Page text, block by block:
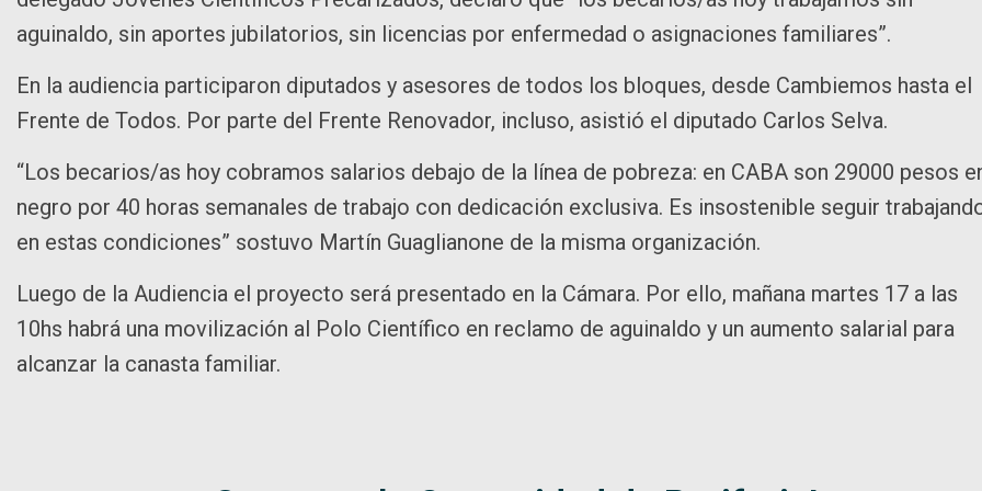
aguinaldo, sin aportes jubilatorios, sin licencias por enfermedad o asignaciones familiares”.
En la audiencia participaron diputados y asesores de todos los bloques, desde Cambiemos hasta el
Frente de Todos. Por parte del Frente Renovador, incluso, asistió el diputado Carlos Selva.
“Los becarios/as hoy cobramos salarios debajo de la línea de pobreza: en CABA son 29000 pesos
negro por 40 horas semanales de trabajo con dedicación exclusiva. Es insostenible seguir
en estas condiciones” sostuvo Martín Guaglianone de la misma organización.
Luego de la Audiencia el proyecto será presentado en la Cámara. Por ello, mañana martes 17 a las
10hs habrá una movilización al Polo Científico en reclamo de aguinaldo y un aumento salarial para
alcanzar la canasta familiar.